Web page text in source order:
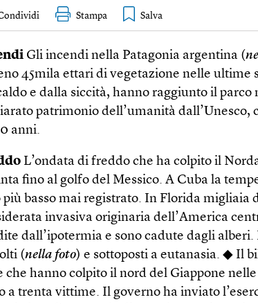
Stampa
Gli incendi nella Patagonia argentina (
45mila ettari di vegetazione nelle ultime
e dalla siccità, hanno raggiunto il parco
patrimonio dell’umanità dall’Unesco,
anni.
L’ondata di freddo che ha colpito il
fino al golfo del Messico. A Cuba la
più basso mai registrato. In Florida migliaia
invasiva originaria dell’America
dall’ipotermia e sono cadute dagli
(nella foto) e sottoposti a eutanasia. ◆ Il
che hanno colpito il nord del Giappone
a trenta vittime. Il governo ha inviato